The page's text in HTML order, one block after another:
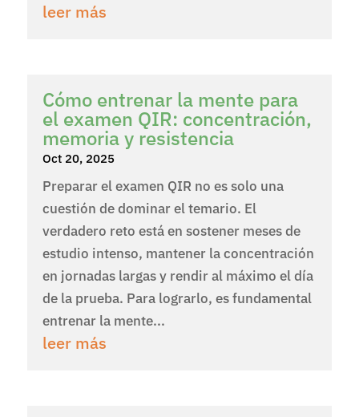
leer más
Cómo entrenar la mente para
el examen QIR: concentración,
memoria y resistencia
Oct 20, 2025
Preparar el examen QIR no es solo una
cuestión de dominar el temario. El
verdadero reto está en sostener meses de
estudio intenso, mantener la concentración
en jornadas largas y rendir al máximo el día
de la prueba. Para lograrlo, es fundamental
entrenar la mente...
leer más